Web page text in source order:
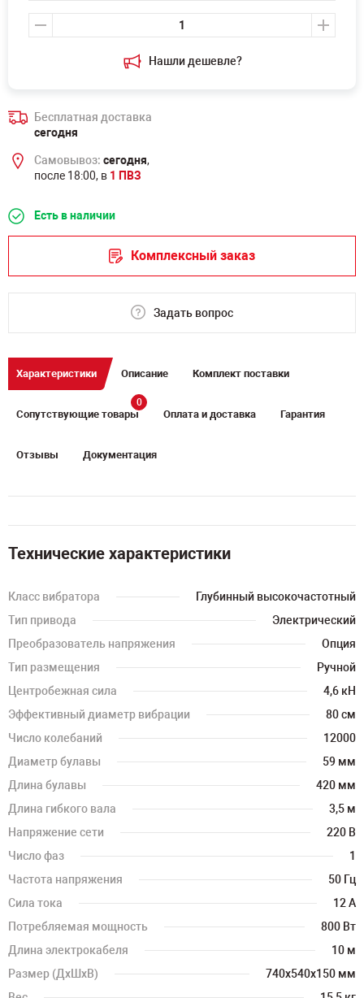
Нашли дешевле?
Бесплатная доставка
сегодня
Самовывоз: сегодня,
после 18:00, в 1 ПВЗ
Есть в наличии
Комплексный заказ
Задать вопрос
Характеристики Описание Комплект поставки
Сопутствующие товары
0
Оплата и доставка Гарантия
Отзывы Документация
Технические характеристики
Класс вибратора
Глубинный высокочастотный
Тип привода
Электрический
Преобразователь напряжения
Опция
Тип размещения
Ручной
Центробежная сила
4,6 кН
Эффективный диаметр вибрации
80 см
Число колебаний
12000
Диаметр булавы
59 мм
Длина булавы
420 мм
Длина гибкого вала
3,5 м
Напряжение сети
220 В
Число фаз
1
Частота напряжения
50 Гц
Сила тока
12 А
Потребляемая мощность
800 Вт
Длина электрокабеля
10 м
Размер (ДхШхВ)
740х540х150 мм